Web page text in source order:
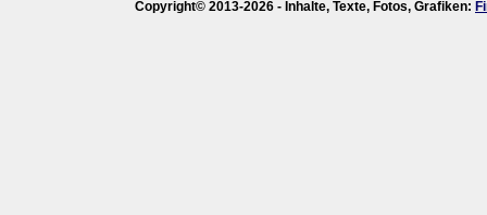
Copyright© 2013-2026 - Inhalte, Texte, Fotos, Grafiken: